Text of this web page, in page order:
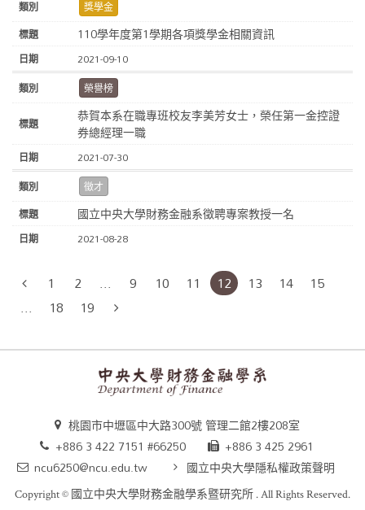
獎學金
110學年度第1學期各項獎學金相關資訊
2021-09-10
榮譽榜
恭賀本系在職專班校友李美芳女士，榮任第一金控證
券總經理一職
2021-07-30
徵才
國立中央大學財務金融系徵聘專案教授一名
2021-08-28
1 2 ... 9 10 11 12 13 14
15
...
18 19
桃園市中壢區中大路300號 管理二館2樓208室
+886 3 422 7151 #66250
+886 3 425 2961
ncu6250@ncu.edu.tw
國立中央大學隱私權政策聲明
Copyright © 國立中央大學財務金融學系暨研究所 . All Rights Reserved.